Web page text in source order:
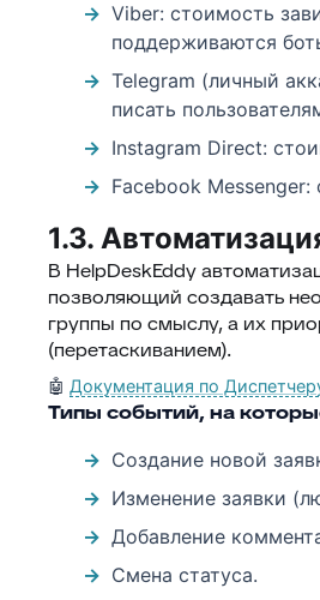
Viber: стоимость
поддерживаются
Telegram (личный
писать
Instagram Direct:
Facebook
1.3.
В HelpDeskEddy
позволяющий создавать
группы по смыслу, а их
(перетаскиванием).
🤖 Документация по
Типы событий, на
Создание новой
Изменение заявки
Добавление
Смена статуса.